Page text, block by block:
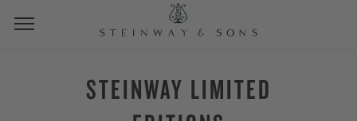
STEINWAY LIMITED